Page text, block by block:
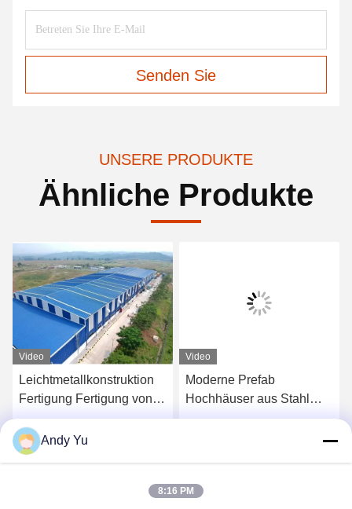
Senden Sie
UNSERE PRODUKTE
Ähnliche Produkte
Video
Leichtmetallkonstruktion
Fertigung Fertigung von
Industrielagern
Erhalten Sie besten Preis
Video
Moderne Prefab
Hochhäuser aus Stahl
Bauwerk Stahlrahmen
Erhalten Sie besten Preis
Andy Yu
8:16 PM